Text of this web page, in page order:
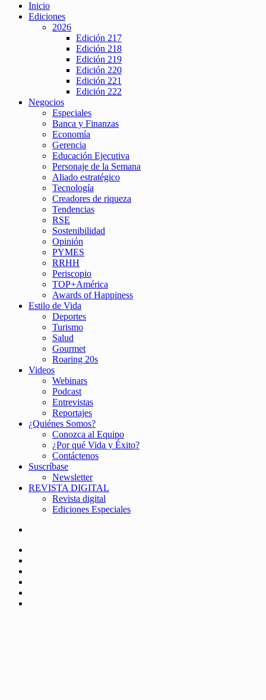
Inicio
Ediciones
2026
Edición 217
Edición 218
Edición 219
Edición 220
Edición 221
Edición 222
Negocios
Especiales
Banca y Finanzas
Economía
Gerencia
Educación Ejecutiva
Personaje de la Semana
Aliado estratégico
Tecnología
Creadores de riqueza
Tendencias
RSE
Sostenibilidad
Opinión
PYMES
RRHH
Periscopio
TOP+América
Awards of Happiness
Estilo de Vida
Deportes
Turismo
Salud
Gourmet
Roaring 20s
Videos
Webinars
Podcast
Entrevistas
Reportajes
¿Quiénes Somos?
Conozca al Equipo
¿Por qué Vida y Éxito?
Contáctenos
Suscríbase
Newsletter
REVISTA DIGITAL
Revista digital
Ediciones Especiales